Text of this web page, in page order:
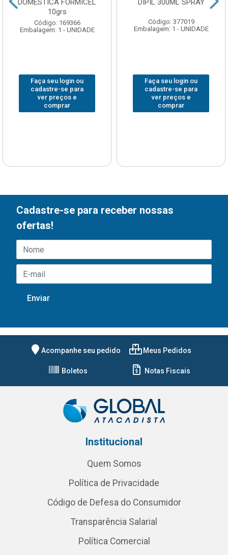
DOMESTICA FORMICEL
10grs
Código: 169366
Embalagem: 1 - UNIDADE
Faça seu login ou
cadastre-se para
ver preços e
comprar
DIPIL 300ML SPRAY
Código: 377019
Embalagem: 1 - UNIDADE
Faça seu login ou
cadastre-se para
ver preços e
comprar
Cadastre-se para receber nossas
ofertas!
Acompanhe seu pedido Meus Pedidos
Boletos Notas Fiscais
Institucional
Quem Somos
Política de Privacidade
Código de Defesa do Consumidor
Transparência Salarial
Política Comercial